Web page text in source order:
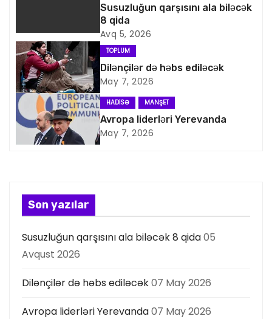
i
q
a
s
i
a
s
ı
Susuzluğun qarşısını ala biləcək
8 qida
Avq 5, 2026
TOPLUM
Dilənçilər də həbs ediləcək
May 7, 2026
HADISƏ MANŞET
Avropa liderləri Yerevanda
May 7, 2026
Son yazılar
Susuzluğun qarşısını ala biləcək 8 qida05
Avqust 2026
Dilənçilər də həbs ediləcək07 May 2026
Avropa liderləri Yerevanda07 May 2026